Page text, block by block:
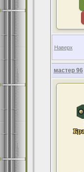
Наверх
мастер 96